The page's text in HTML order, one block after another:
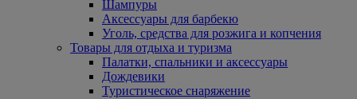
Шампуры
Аксессуары для барбекю
Уголь, средства для розжига и копчения
Товары для отдыха и туризма
Палатки, спальники и аксессуары
Дождевики
Туристическое снаряжение